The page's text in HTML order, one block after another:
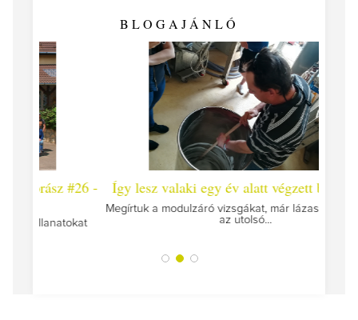
BLOGAJÁNLÓ
Így lesz valaki egy év alatt végzett borász #25
Megírtuk a modulzáró vizsgákat, már lázasan készülünk